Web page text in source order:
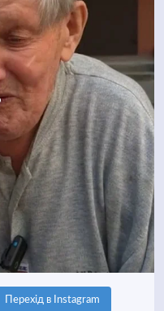
Перехід в Instagram